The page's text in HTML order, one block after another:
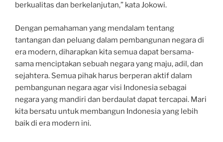
berkualitas dan berkelanjutan,” kata Jokowi.
Dengan pemahaman yang mendalam tentang
tantangan dan peluang dalam pembangunan negara di
era modern, diharapkan kita semua dapat bersama-
sama menciptakan sebuah negara yang maju, adil, dan
sejahtera. Semua pihak harus berperan aktif dalam
pembangunan negara agar visi Indonesia sebagai
negara yang mandiri dan berdaulat dapat tercapai. Mari
kita bersatu untuk membangun Indonesia yang lebih
baik di era modern ini.